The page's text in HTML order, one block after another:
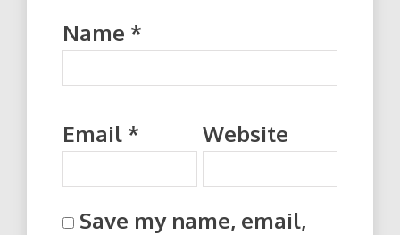
Name *
Email * Website
Save my name, email,